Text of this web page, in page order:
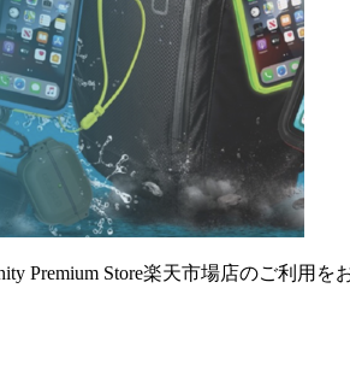
Premium Store楽天市場店のご利用を